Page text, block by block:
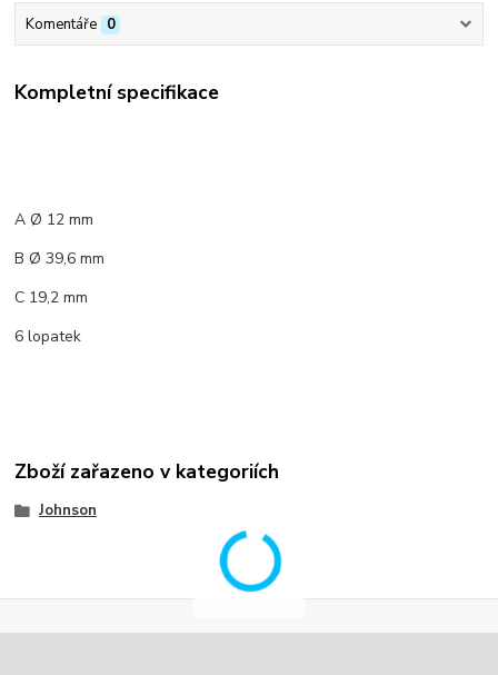
Komentáře 0
Kompletní specifikace
A Ø 12 mm
B Ø 39,6 mm
C 19,2 mm
6 lopatek
Zboží zařazeno v kategoriích
Johnson